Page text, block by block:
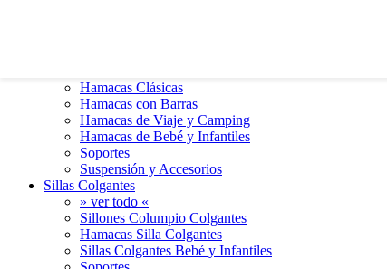
Hamacas Clásicas
Hamacas con Barras
Hamacas de Viaje y Camping
Hamacas de Bebé y Infantiles
Soportes
Suspensión y Accesorios
Sillas Colgantes
» ver todo «
Sillones Columpio Colgantes
Hamacas Silla Colgantes
Sillas Colgantes Bebé y Infantiles